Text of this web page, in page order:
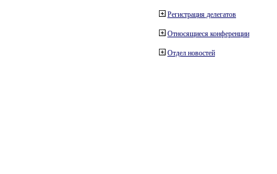
Регистрация делегатов
Относящиеся конференции
Отдел новостей